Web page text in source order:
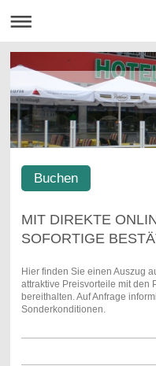
Buchen
MIT DIREKTE
SOFORTIGE
Hier finden Sie einen Auszug
attraktive Preisvorteile mit den
bereithalten. Auf Anfrage
Sonderkonditionen.